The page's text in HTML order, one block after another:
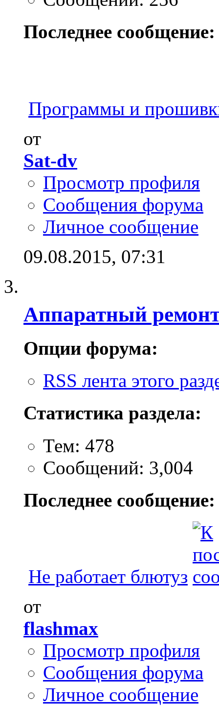
Последнее сообщение:
Программы и
от
Sat-dv
Просмотр профиля
Сообщения форума
Личное сообщение
09.08.2015, 07:31
Аппаратный
Опции форума:
RSS лента этого
Статистика раздела:
Тем: 478
Сообщений: 3,004
Последнее сообщение:
Не работает блютуз
от
flashmax
Просмотр профиля
Сообщения форума
Личное сообщение